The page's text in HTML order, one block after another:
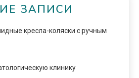
ЗАПИСИ
кресла-коляски с ручным
клинику